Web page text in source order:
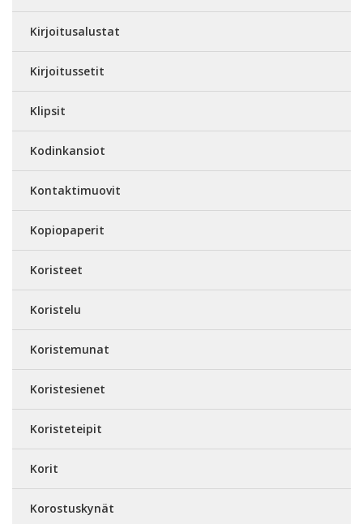
Kirjoitusalustat
Kirjoitussetit
Klipsit
Kodinkansiot
Kontaktimuovit
Kopiopaperit
Koristeet
Koristelu
Koristemunat
Koristesienet
Koristeteipit
Korit
Korostuskynät